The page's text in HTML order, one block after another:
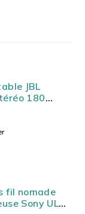
JBL
180
5.3 -
- Etanche
fil nomade
Sony ULT